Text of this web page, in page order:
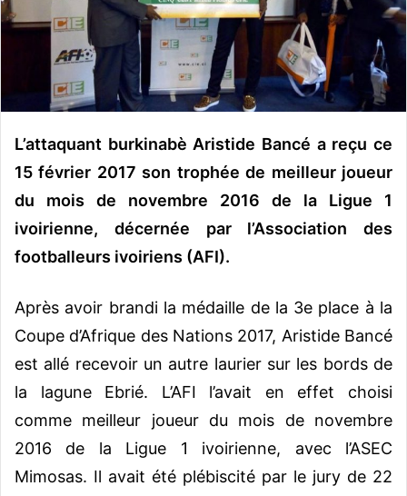
c
o
r
e
L’attaquant burkinabè Aristide Bancé a reçu ce
15 février 2017 son trophée de meilleur joueur
du mois de novembre 2016 de la Ligue 1
ivoirienne, décernée par l’Association des
footballeurs ivoiriens (AFI).
Après avoir brandi la médaille de la 3e place à la
Coupe d’Afrique des Nations 2017, Aristide Bancé
est allé recevoir un autre laurier sur les bords de
la lagune Ebrié. L’AFI l’avait en effet choisi
comme meilleur joueur du mois de novembre
2016 de la Ligue 1 ivoirienne, avec l’ASEC
Mimosas. Il avait été plébiscité par le jury de 22